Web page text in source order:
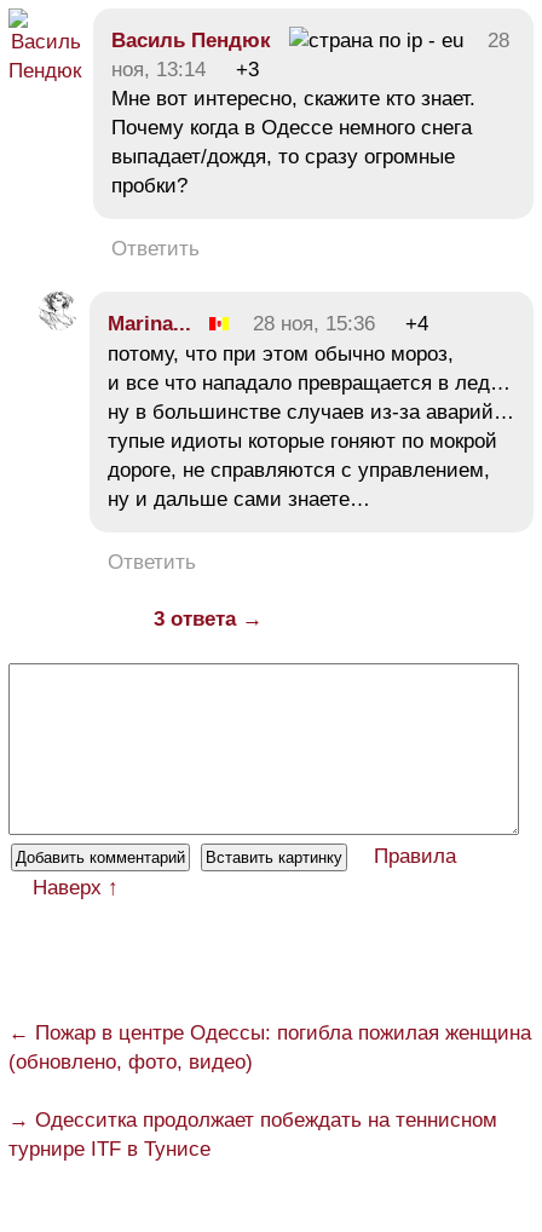
Василь Пендюк
28
ноя, 13:14
+3
Мне вот интересно, скажите кто знает.
Почему когда в Одессе немного снега
выпадает/дождя, то сразу огромные
пробки?
Ответить
Marina... 28 ноя, 15:36
+4
потому, что при этом обычно мороз,
и все что нападало превращается в лед…
ну в большинстве случаев из-за аварий…
тупые идиоты которые гоняют по мокрой
дороге, не справляются с управлением,
ну и дальше сами знаете…
Ответить
3 ответа →
Правила
Наверх ↑
← Пожар в центре Одессы: погибла пожилая женщина
(обновлено, фото, видео)
→ Одесситка продолжает побеждать на теннисном
турнире ITF в Тунисе